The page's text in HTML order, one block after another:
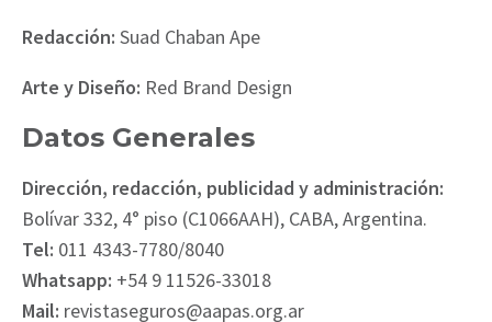
Redacción: Suad Chaban Ape
Arte y Diseño: Red Brand Design
Datos Generales
Dirección, redacción, publicidad y administración:
Bolívar 332, 4° piso (C1066AAH), CABA, Argentina.
Tel: 011 4343-7780/8040
Whatsapp: +54 9 11526-33018
Mail: revistaseguros@aapas.org.ar